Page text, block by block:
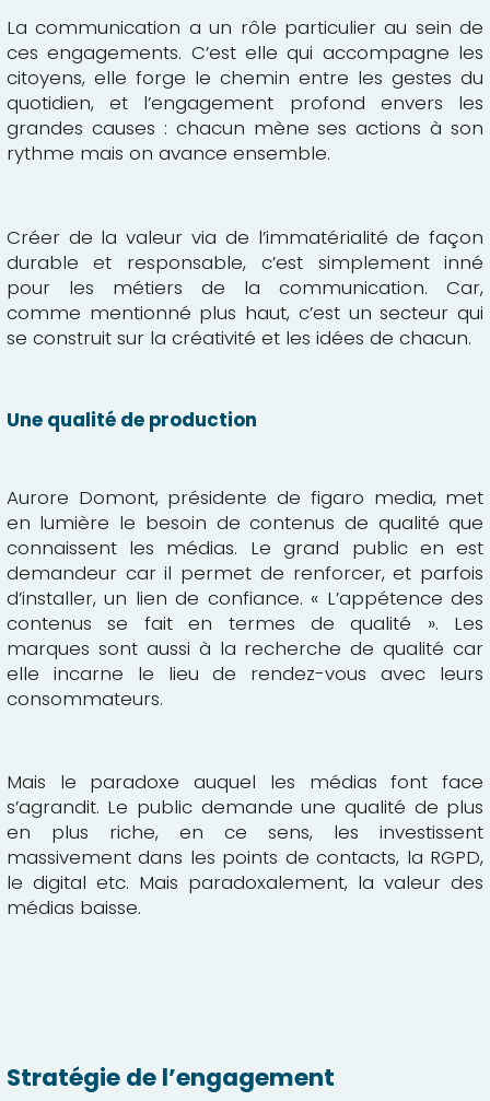
La communication a un rôle particulier au sein de
ces engagements. C’est elle qui accompagne les
citoyens, elle forge le chemin entre les gestes du
quotidien, et l’engagement profond envers les
grandes causes : chacun mène ses actions à son
rythme mais on avance ensemble.
Créer de la valeur via de l’immatérialité de façon
durable et responsable, c’est simplement inné
pour les métiers de la communication. Car,
comme mentionné plus haut, c’est un secteur qui
se construit sur la créativité et les idées de chacun.
Une qualité de production
Aurore Domont, présidente de figaro media, met
en lumière le besoin de contenus de qualité que
connaissent les médias. Le grand public en est
demandeur car il permet de renforcer, et parfois
d’installer, un lien de confiance. « L’appétence des
contenus se fait en termes de qualité ». Les
marques sont aussi à la recherche de qualité car
elle incarne le lieu de rendez-vous avec leurs
consommateurs.
Mais le paradoxe auquel les médias font face
s’agrandit. Le public demande une qualité de plus
en plus riche, en ce sens, les investissent
massivement dans les points de contacts, la RGPD,
le digital etc. Mais paradoxalement, la valeur des
médias baisse.
Stratégie de l’engagement